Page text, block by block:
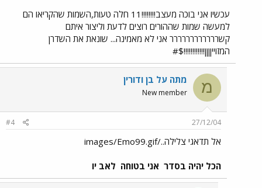
עכשיו אני בוכה מעצב!!!!!!!!11 חלה טעות,השמות שהקריאו הם
למעשה שמות שההורים רוצים לדעת וליצור איתם
קשרררררררררררר אני לא מאמינה... שונאת את השדרן
המזוייןןןן!!!!!!!!!!!!$#
מ מתה על בן ודורין
New member
27/12/04
#4
אל תדאגי צלילה../images/Emo99.gif
הכל יהיה בסדר אני בטוחה לאב יו